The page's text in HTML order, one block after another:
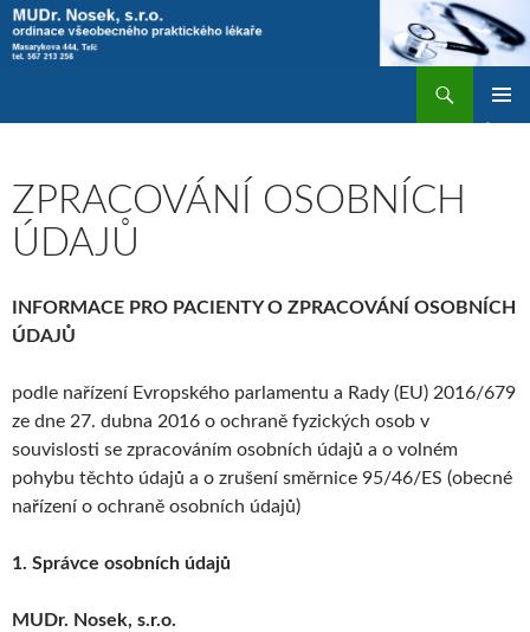
Přejít
ZPRACOVÁNÍ OSOBNÍCH
ÚDAJŮ
INFORMACE PRO PACIENTY O ZPRACOVÁNÍ OSOBNÍCH
ÚDAJŮ
podle nařízení Evropského parlamentu a Rady (EU) 2016/679
ze dne 27. dubna 2016 o ochraně fyzických osob v
souvislosti se zpracováním osobních údajů a o volném
pohybu těchto údajů a o zrušení směrnice 95/46/ES (obecné
nařízení o ochraně osobních údajů)
1. Správce osobních údajů
MUDr. Nosek, s.r.o.